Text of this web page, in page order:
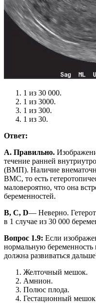
1 из 30 000.
1 из 3000.
1 из 300.
1 из 30.
Ответ:
A. Правильно.
течение ранней
(ВМП). Наличие
ВМС, то есть
маловероятно, что она
беременностей.
B, C, D— Неверно.
в 1 случае из 30 000
Вопрос 1.9: Если
нормальную беременность
должна развиваться
Желточный мешок.
Амнион.
Полюс плода.
Гестационный